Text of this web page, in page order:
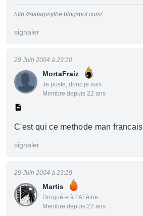
http://stalagmythe.blogspot.com/
signaler
MortaFraiz
Je poste, donc je suis
Membre depuis 22 ans
29 Juin 2004 à 23:10
C'est qui ce methode man francais
signaler
Martis
Drogué·e à l’AFéine
Membre depuis 22 ans
29 Juin 2004 à 23:19